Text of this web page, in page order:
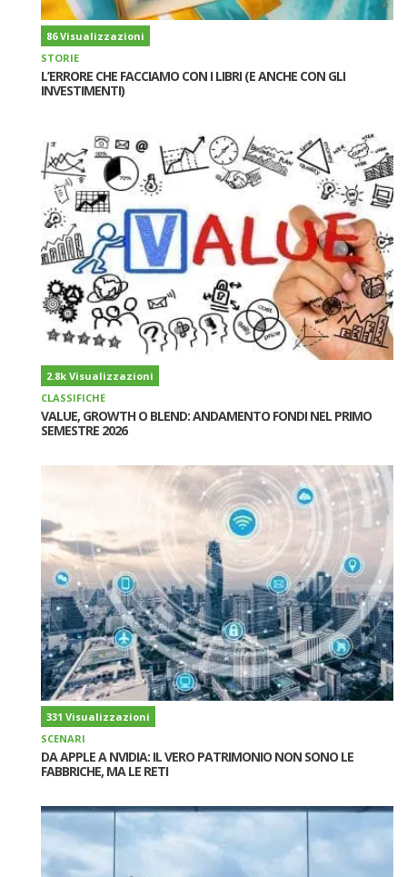
86 Visualizzazioni
STORIE
L’ERRORE CHE FACCIAMO CON I LIBRI (E ANCHE CON GLI
INVESTIMENTI)
2.8k Visualizzazioni
CLASSIFICHE
VALUE, GROWTH O BLEND: ANDAMENTO FONDI NEL PRIMO
SEMESTRE 2026
331 Visualizzazioni
SCENARI
DA APPLE A NVIDIA: IL VERO PATRIMONIO NON SONO LE
FABBRICHE, MA LE RETI